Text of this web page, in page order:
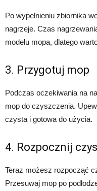
Po wypełnieniu zbiornika
nagrzeje. Czas
modelu mopa, dlatego
3. Przygotuj mop
Podczas oczekiwania na
mop do czyszczenia.
czysta i gotowa do użycia.
4. Rozpocznij
Teraz możesz rozpocząć
Przesuwaj mop po